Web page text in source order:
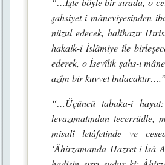
şahsiyet-i mâneviyesinden
nüzul edecek, halihazır
hakaik-i İslâmiye ile
ederek, o İsevîlik şahs-ı
azîm bir kuvvet
“…Üçüncü tabaka-i
levazımatından
misalî letâfetinde ve
‘Âhirzamanda Hazret-i İsâ